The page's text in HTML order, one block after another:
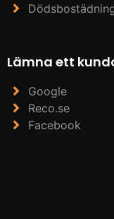
Lämna ett
Google
Reco.se
Facebook